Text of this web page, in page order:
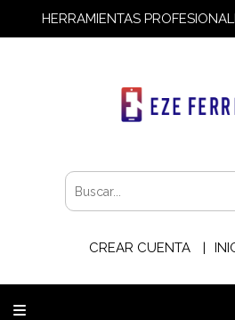
HERRAMIENTAS
CREAR CUENTA